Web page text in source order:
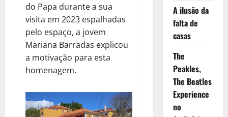
do Papa durante a sua
visita em 2023 espalhadas
pelo espaço, a jovem
Mariana Barradas explicou
a motivação para esta
homenagem.
A ilusão da
falta de
casas
The
Peakles,
The Beatles
Experience
no